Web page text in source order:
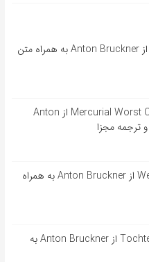
آهنگ آلمانی Zerrissen از Anton Bruckner به همراه متن
آهنگ آلمانی Mercurial Worst Case Band از Anton
آهنگ آلمانی Wer wir sind از Anton Bruckner به همراه
آهنگ آلمانی Tochterkomplex از Anton Bruckner به